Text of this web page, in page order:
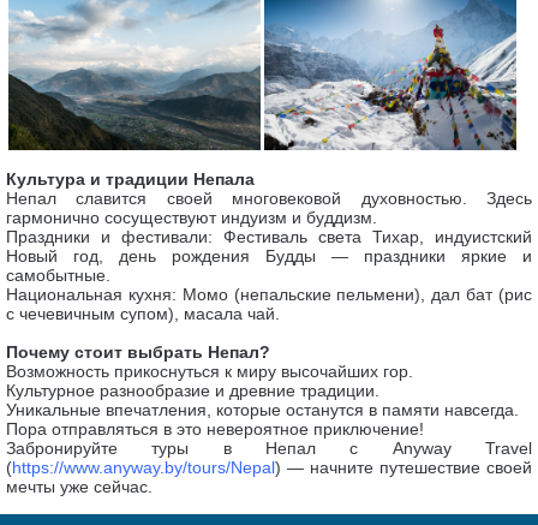
Культура и традиции Непала
Непал славится своей многовековой духовностью. Здесь
гармонично сосуществуют индуизм и буддизм.
Праздники и фестивали: Фестиваль света Тихар, индуистский
Новый год, день рождения Будды — праздники яркие и
самобытные.
Национальная кухня: Момо (непальские пельмени), дал бат (рис
с чечевичным супом), масала чай.
Почему стоит выбрать Непал?
Возможность прикоснуться к миру высочайших гор.
Культурное разнообразие и древние традиции.
Уникальные впечатления, которые останутся в памяти навсегда.
Пора отправляться в это невероятное приключение!
Забронируйте туры в Непал с Anyway Travel
(https://www.anyway.by/tours/Nepal) — начните путешествие своей
мечты уже сейчас.